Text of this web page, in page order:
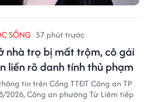
SỐNG 57 phút trước
nhà trọ bị mất trộm, cô gái
liền rõ danh tính thủ phạm
tin trên Cổng TTĐT Công an TP
2026, Công an phường Từ Liêm tiếp